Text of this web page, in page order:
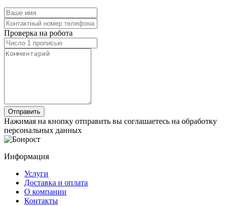
Проверка на робота
Нажимая на кнопку отправить вы соглашаетесь на обработку
персональных данных
Информация
Услуги
Доставка и оплата
О компании
Контакты